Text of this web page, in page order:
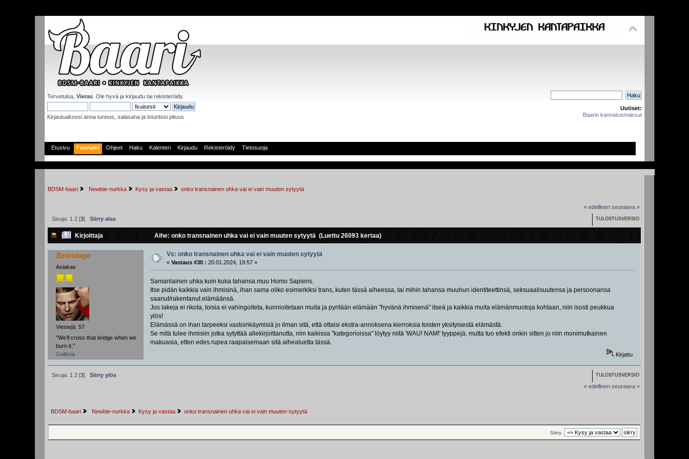
Tervetuloa,Vieras . Ole hyvä jakirjaudu tairekisteröidy.
Kirjautuaksesi anna tunnus, salasana ja istuntosi pituus
Uutiset:
Baarin kannatusmaksut
Etusivu Foorumi Ohjeet Haku Kalenteri Kirjaudu Rekisteröidy Tietosuoja
BDSM-baari Newbie-nurkka Kysy ja vastaa onko transnainen uhka vai ei vain muuten sytyytä
« edellinen seuraava »
TULOSTUSVERSIO
Sivuja: 1 2 [3]Siirry alas
Kirjoittaja Aihe: onko transnainen uhka vai ei vain muuten sytyytä (Luettu 26093 kertaa)
Bricolage
Asiakas
Viestejä: 57
“We’ll cross that bridge when we
burn it.”
Galleria
Vs: onko transnainen uhka vai ei vain muuten sytyytä
«Vastaus #30 : 20.01.2024, 19:57 »
Samanlainen uhka kuin kuka tahansa muu Homo Sapiens.
Itse pidän kaikkia vain ihmisinä, ihan sama oliko esimerkiksi trans, kuten tässä aiheessa, tai mihin tahansa muuhun identiteettinsä, seksuaalisuutensa ja persoonansa
saanut/rakentanut elämäänsä.
Jos lakeja ei rikota, toisia ei vahingoiteta, kunnioitetaan muita ja pyritään elämään "hyvänä ihmisenä" itseä ja kaikkia muita elämänmuotoja kohtaan, niin isosti peukkua
ylös!
Elämässä on ihan tarpeeksi vastoinkäymisiä jo ilman sitä, että ottaisi ekstra-annoksena kierroksia toisten yksityisestä elämästä.
Se mitä tulee ihmisiin jotka sytyttää allekirjoittanutta, niin kaikissa "kategorioissa" löytyy niitä 'WAU! NAM!' tyyppejä, mutta tuo efekti onkin sitten jo niin monimutkainen
makuasia, etten edes rupea raapaisemaan sitä aihealuetta tässä.
Kirjattu
TULOSTUSVERSIO
Sivuja: 1 2 [3]Siirry ylös
« edellinen seuraava »
BDSM-baari Newbie-nurkka Kysy ja vastaa onko transnainen uhka vai ei vain muuten sytyytä
Siirry: